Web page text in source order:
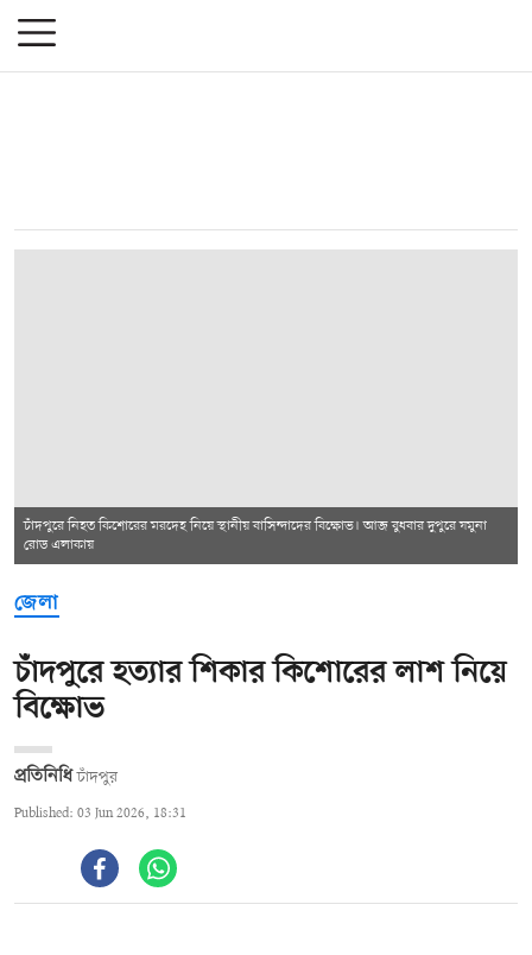
চাঁদপুরে নিহত কিশোরের মরদেহ নিয়ে স্থানীয় বাসিন্দাদের বিক্ষোভ। আজ বুধবার দুপুরে যমুনা
রোড এলাকায়
জেলা
চাঁদপুরে হত্যার শিকার কিশোরের লাশ নিয়ে
বিক্ষোভ
প্রতিনিধি চাঁদপুর
Published: 03 Jun 2026, 18:31